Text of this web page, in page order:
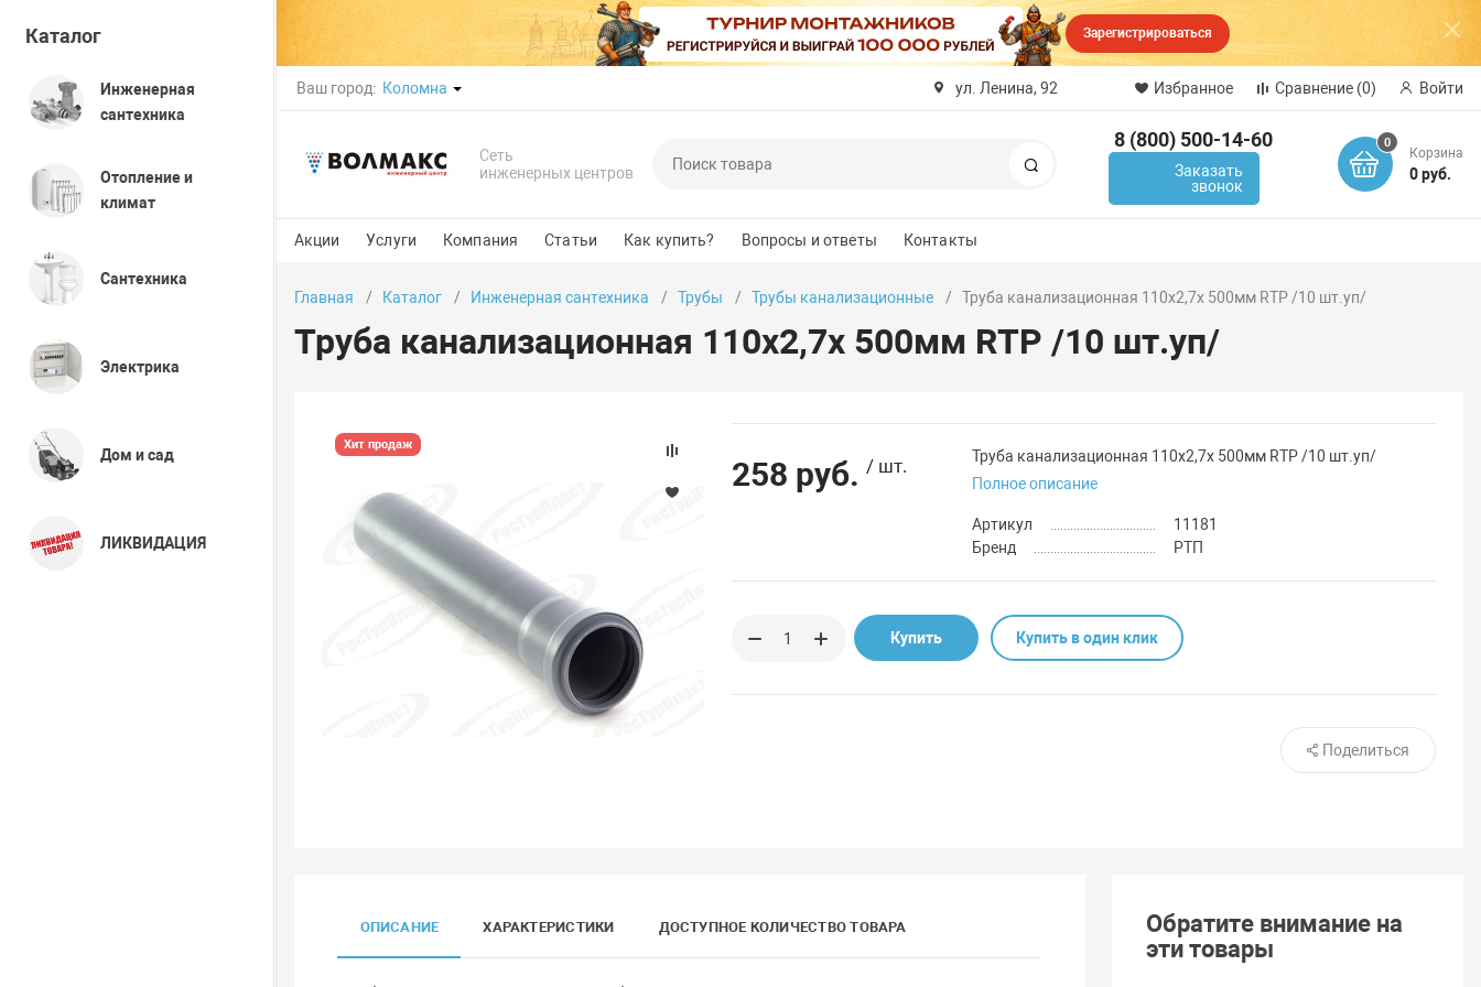
Зарегистрироваться
Ваш город: Коломна ул. Ленина, 92 Избранное Сравнение (0) Войти
Сеть
инженерных центров
8 (800) 500-14-60
Заказать
звонок
0
Корзина
0 руб.
Акции Услуги Компания Статьи Как купить? Вопросы и ответы Контакты
Каталог
Инженерная
сантехника
Отопление и
климат
Сантехника
Электрика
Дом и сад
ЛИКВИДАЦИЯ
Главная Каталог Инженерная сантехника Трубы Трубы канализационные Труба канализационная 110х2,7х 500мм RTP /10 шт.уп/
Труба канализационная 110х2,7х 500мм RTP /10 шт.уп/
Хит продаж
258 руб. / шт.
Труба канализационная 110х2,7х 500мм RTP /10 шт.уп/
Полное описание
Артикул
11181
Бренд
РТП
Купить Купить в один клик
Поделиться
ОПИСАНИЕ ХАРАКТЕРИСТИКИ ДОСТУПНОЕ КОЛИЧЕСТВО ТОВАРА
Обратите внимание на
эти товары